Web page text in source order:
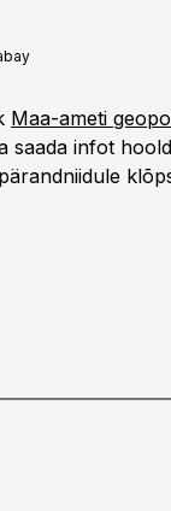
Maa-ameti
saada infot